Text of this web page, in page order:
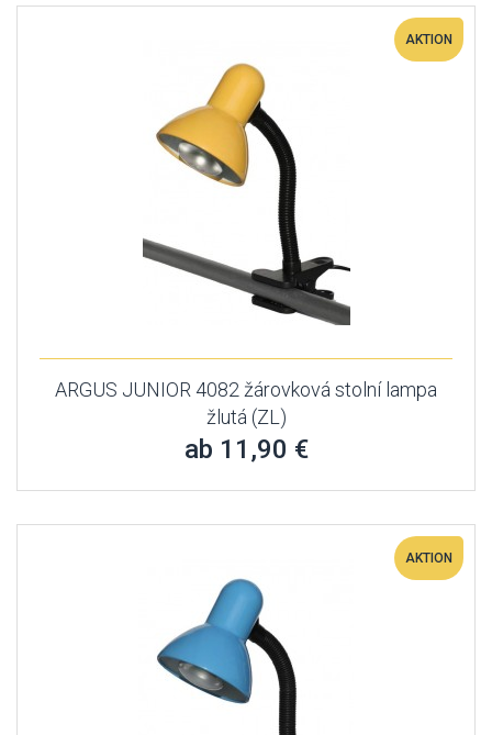
AKTION
ARGUS JUNIOR 4082 žárovková stolní lampa
žlutá (ZL)
ab 11,90 €
AKTION